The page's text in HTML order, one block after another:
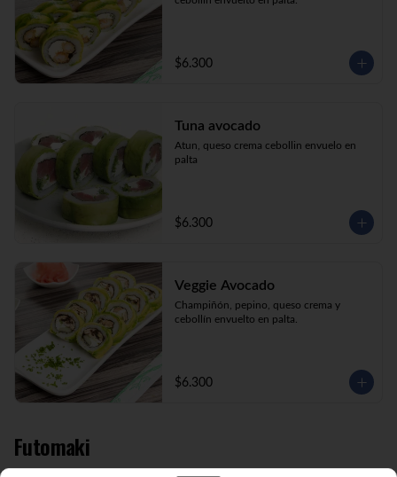
$6.300
Tuna avocado
Atun, queso crema cebollin envuelo en
palta
$6.300
Veggie Avocado
Champiñón, pepino, queso crema y
cebollín envuelto en palta.
$6.300
Futomaki